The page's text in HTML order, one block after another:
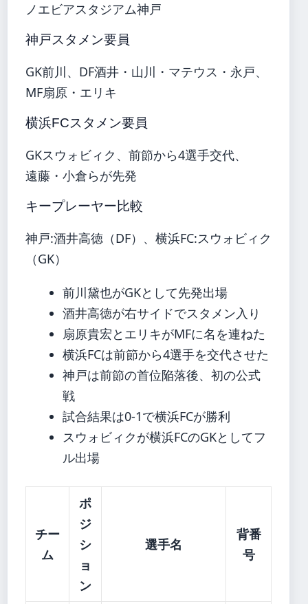
ノエビアスタジアム神戸
神戸スタメン要員
GK前川、DF酒井・山川・マテウス・永戸、
MF扇原・エリキ
横浜FCスタメン要員
GKスウォビィク、前節から4選手交代、
遠藤・小倉らが先発
キープレーヤー比較
神戸:酒井高徳（DF）、横浜FC:スウォビィク
（GK）
前川黛也がGKとして先発出場
酒井高徳が右サイドでスタメン入り
扇原貴宏とエリキがMFに名を連ねた
横浜FCは前節から4選手を交代させた
神戸は前節の首位陥落後、初の公式
戦
試合結果は0-1で横浜FCが勝利
スウォビィクが横浜FCのGKとしてフ
ル出場
チー
ム
ポ
ジ
シ
ョ
ン
選手名
背番
号